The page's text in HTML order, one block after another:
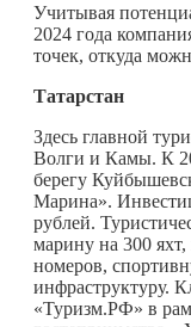
Учитывая
2024 года
точек, откуда
Татарстан
Здесь главной
Волги и Камы. К
берегу
Марина».
рублей.
марину на 300
номеров,
инфраструктуру.
«Туризм.РФ» в